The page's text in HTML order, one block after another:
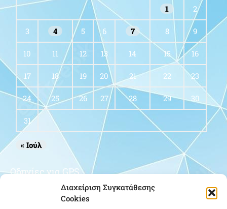
Διαχείριση Συγκατάθεσης
Cookies
1 2
3 4 5 6 7 8 9
10 11 12 13 14 15 16
17 18 19 20 21 22 23
24 25 26 27 28 29 30
31
« Ιούλ
Οδηγίες για GPS